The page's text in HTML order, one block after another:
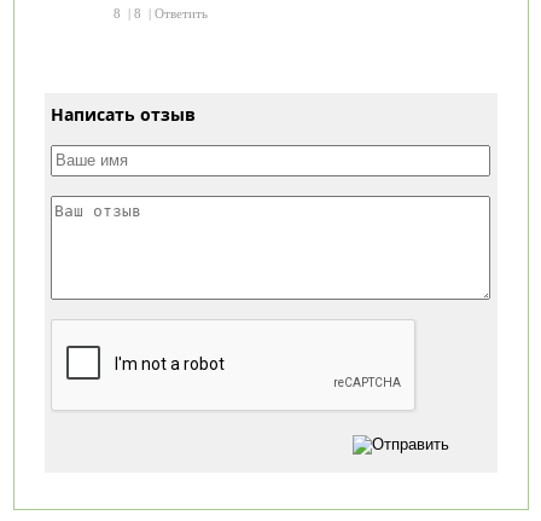
8
| 8 | Ответить
Написать отзыв